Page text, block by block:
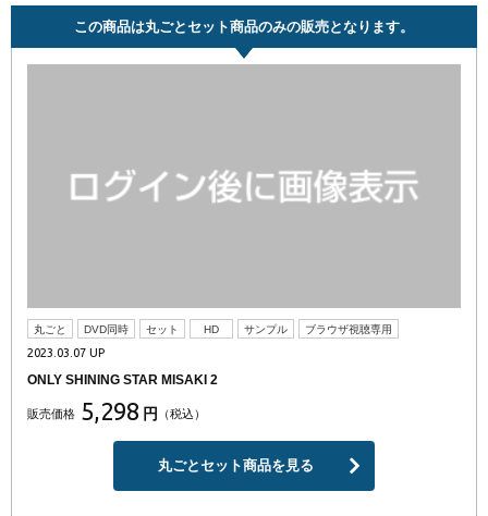
この商品は丸ごとセット商品のみの販売となります。
丸ごと DVD同時 セット HD サンプル ブラウザ視聴専用
2023.03.07 UP
ONLY SHINING STAR MISAKI 2
販売価格 5,298 円 （税込）
丸ごとセット商品を見る